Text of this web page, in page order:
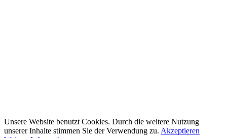
Unsere Website benutzt Cookies. Durch die weitere Nutzung
unserer Inhalte stimmen Sie der Verwendung zu. Akzeptieren